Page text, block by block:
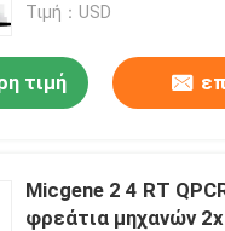
Τιμή：USD
τιμή
Micgene 2 4 RT
φρεάτια μηχανών